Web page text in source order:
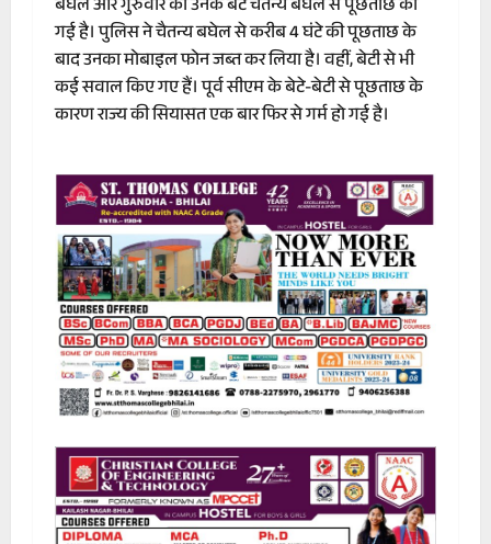
बघेल और गुरुवार को उनके बेटे चैतन्य बघेल से पूछताछ की
गई है। पुलिस ने चैतन्य बघेल से करीब 4 घंटे की पूछताछ के
बाद उनका मोबाइल फोन जब्त कर लिया है। वहीं, बेटी से भी
कई सवाल किए गए हैं। पूर्व सीएम के बेटे-बेटी से पूछताछ के
कारण राज्य की सियासत एक बार फिर से गर्म हो गई है।